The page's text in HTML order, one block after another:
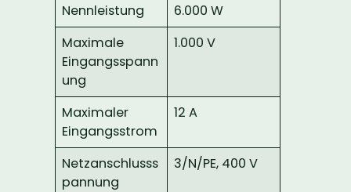
Nennleistung
6.000 W
Maximale
Eingangsspann
ung
1.000 V
Maximaler
Eingangsstrom
12 A
Netzanschlusss
pannung
3/N/PE, 400 V